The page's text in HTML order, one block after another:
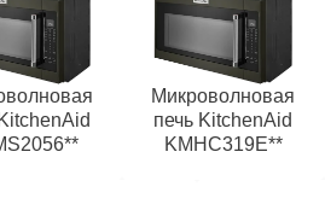
Микроволновая
печь KitchenAid
KMHC319E**